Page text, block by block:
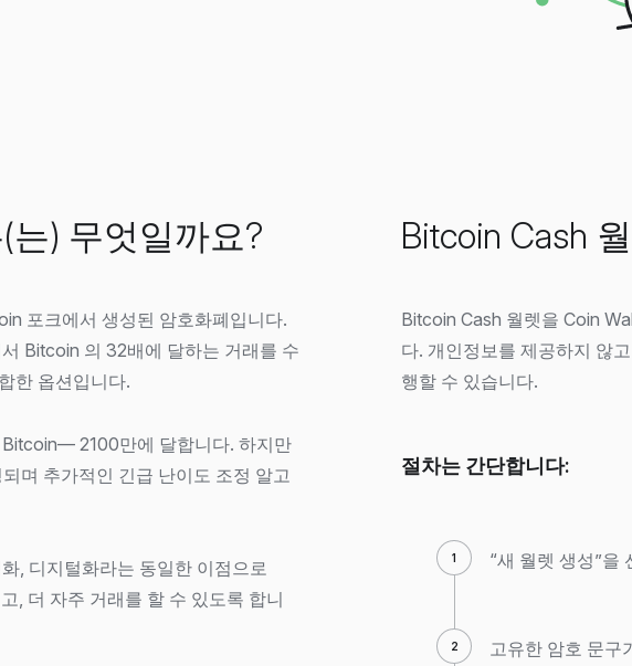
는) 무엇일까요?
포크에서 생성된 암호화폐입니다.
Bitcoin 의 32배에 달하는 거래를 수
한 옵션입니다.
2100만에 달합니다. 하지만
며 추가적인 긴급 난이도 조정 알고
, 디지털화라는 동일한 이점으로
, 더 자주 거래를 할 수 있도록 합니
Bitcoin Cash
Bitcoin Cash 월렛을 Coin
다. 개인정보를 제공하지 않
행할 수 있습니다.
절차는 간단합니다:
“새 월렛 생성”을
고유한 암호 문구